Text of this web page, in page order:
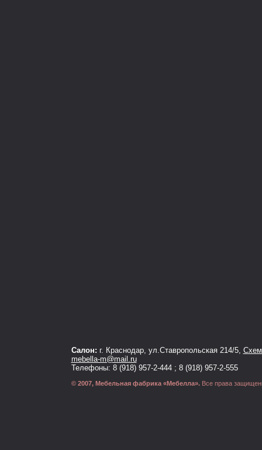
Салон: г. Краснодар, ул.Ставропольская 214/5,
mebella-m@mail.ru
Телефоны: 8 (918) 957-2-444 ; 8 (918) 957-2-555
© 2007, Мебельная фабрика «Мебелла».Все права